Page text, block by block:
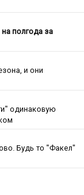
полгода за
и они
одинаковую
Будь то "Факел"